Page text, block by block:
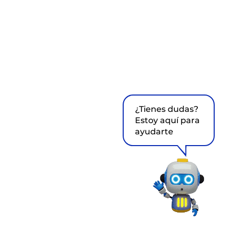
¿Tienes dudas?
Estoy aquí para
ayudarte